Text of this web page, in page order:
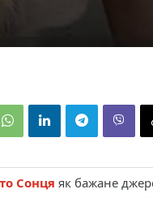
Сонця як бажане